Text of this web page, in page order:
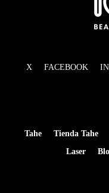
X FACEBOOK
Tahe Tienda Tahe
Laser